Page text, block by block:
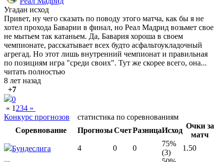
Угадан исход
Привет, ну чего сказать по поводу этого матча, как бы я не
хотел прохода Баварии в финал, но Реал Мадрид возьмет свое
не мытьем так катаньем. Да, Бавария хороша в своем
чемпионате, расскатывает всех будто асфальтоукладочный
агрегад. Но этот лишь внутренний чемпионат и правильная
по позициям игра "среди своих". Тут же скорее всего, она...
читать полностью
8 лет назад
+7
0
« 1 234 »
Конкурс прогнозов статистика по соревнованиям
Соревнование
ПрогнозыСчетРазницаИсход
Очки за
матч
Бундеслига
4 0 0
75%
(3)
1.50